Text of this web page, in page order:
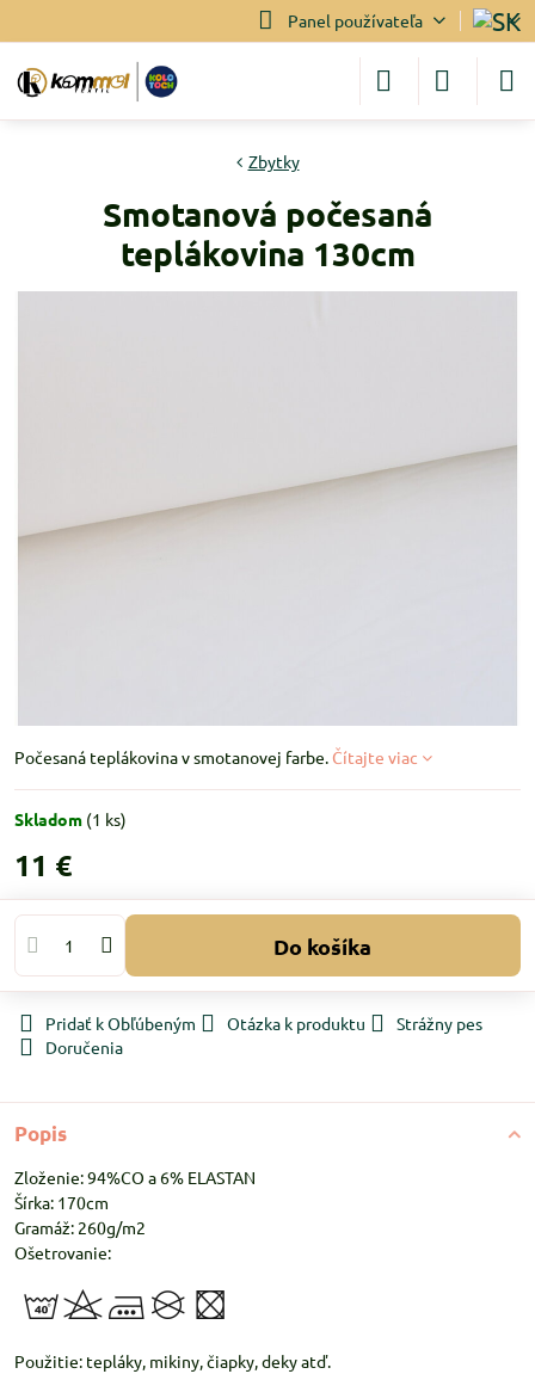
Panel používateľa
Zbytky
Smotanová počesaná
teplákovina 130cm
Počesaná teplákovina v smotanovej farbe. Čítajte viac
Skladom (1 ks)
11 €
Do košíka
Pridať k Obľúbeným Otázka k produktu
Strážny pes
Doručenia
Popis
Zloženie: 94%CO a 6% ELASTAN
Šírka: 170cm
Gramáž: 260g/m2
Ošetrovanie:
Použitie: tepláky, mikiny, čiapky, deky atď.